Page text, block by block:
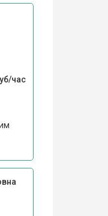
час